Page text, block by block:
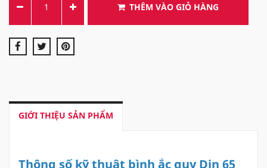
THÊM VÀO GIỎ HÀNG
GIỚI THIỆU SẢN PHẨM
Thông số kỹ thuật bình ắc quy Din 65